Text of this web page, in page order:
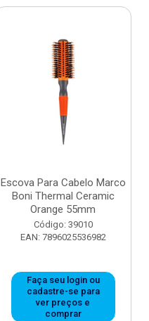
Escova Para Cabelo Marco
Boni Thermal Ceramic
Orange 55mm
Código: 39010
EAN: 7896025536982
Faça seu login ou
cadastre-se para
ver preços e
comprar